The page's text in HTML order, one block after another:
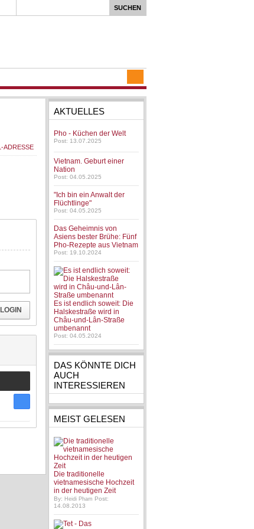
LOGIN
AKTUELLES
Pho - Küchen der Welt
Post: 13.07.2025
Vietnam. Geburt einer
Nation
Post: 04.05.2025
"Ich bin ein Anwalt der
Flüchtlinge"
Post: 04.05.2025
Das Geheimnis von
Asiens bester Brühe: Fünf
Pho-Rezepte aus Vietnam
Post: 19.10.2024
Es ist endlich soweit: Die
Halskestraße wird in
Châu-und-Lân-Straße
umbenannt
Post: 04.05.2024
DAS KÖNNTE DICH
AUCH
INTERESSIEREN
MEIST GELESEN
Die traditionelle
vietnamesische Hochzeit
in der heutigen Zeit
By:Heidi Pham Post:
14.08.2013